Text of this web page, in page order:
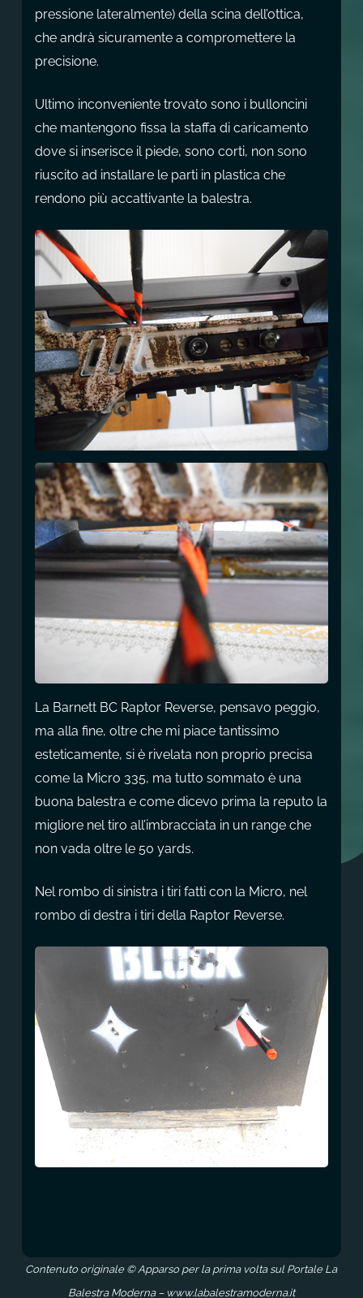
pressione lateralmente) della scina dell’ottica,
che andrà sicuramente a compromettere la
precisione.
Ultimo inconveniente trovato sono i bulloncini
che mantengono fissa la staffa di caricamento
dove si inserisce il piede, sono corti, non sono
riuscito ad installare le parti in plastica che
rendono più accattivante la balestra.
La Barnett BC Raptor Reverse, pensavo peggio,
ma alla fine, oltre che mi piace tantissimo
esteticamente, si è rivelata non proprio precisa
come la Micro 335, ma tutto sommato è una
buona balestra e come dicevo prima la reputo la
migliore nel tiro all’imbracciata in un range che
non vada oltre le 50 yards.
Nel rombo di sinistra i tiri fatti con la Micro, nel
rombo di destra i tiri della Raptor Reverse.
Contenuto originale © Apparso per la prima volta sul Portale La
Balestra Moderna – www.labalestramoderna.it